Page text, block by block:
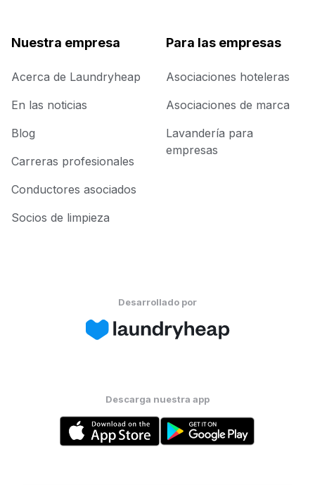
Nuestra empresa
Acerca de Laundryheap
En las noticias
Blog
Carreras profesionales
Conductores asociados
Socios de limpieza
Para las empresas
Asociaciones hoteleras
Asociaciones de marca
Lavandería para
empresas
Desarrollado por
Descarga nuestra app